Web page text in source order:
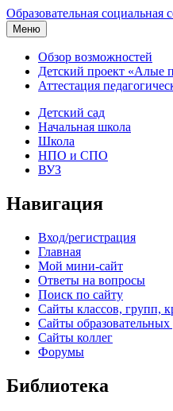
Образовательная социальная
Меню
Обзор возможностей
Детский проект «Алые
Аттестация
Детский сад
Начальная школа
Школа
НПО и СПО
ВУЗ
Навигация
Вход/регистрация
Главная
Мой мини-сайт
Ответы на вопросы
Поиск по сайту
Сайты классов, групп,
Сайты
Сайты коллег
Форумы
Библиотека